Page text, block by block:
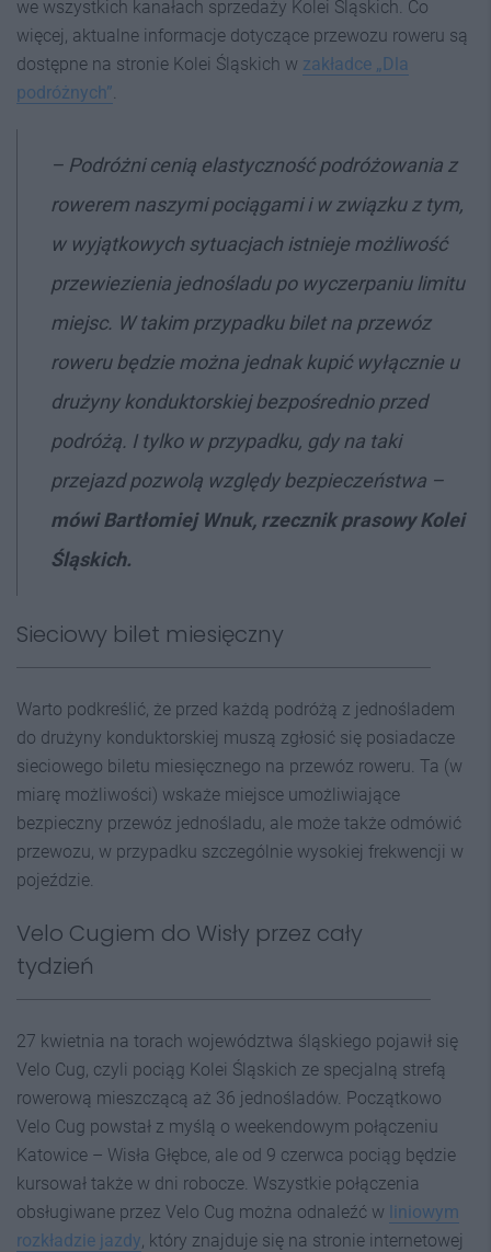
we wszystkich kanałach sprzedaży Kolei Śląskich. Co
więcej, aktualne informacje dotyczące przewozu roweru są
dostępne na stronie Kolei Śląskich w zakładce „Dla
podróżnych”
– Podróżni cenią elastyczność podróżowania z
rowerem naszymi pociągami i w związku z tym,
w wyjątkowych sytuacjach istnieje możliwość
przewiezienia jednośladu po wyczerpaniu limitu
miejsc. W takim przypadku bilet na przewóz
roweru będzie można jednak kupić wyłącznie u
drużyny konduktorskiej bezpośrednio przed
podróżą. I tylko w przypadku, gdy na taki
przejazd pozwolą względy bezpieczeństwa –
mówi Bartłomiej Wnuk, rzecznik prasowy Kolei
Śląskich.
Sieciowy bilet miesięczny
Warto podkreślić, że przed każdą podróżą z jednośladem
do drużyny konduktorskiej muszą zgłosić się posiadacze
sieciowego biletu miesięcznego na przewóz roweru. Ta (w
miarę możliwości) wskaże miejsce umożliwiające
bezpieczny przewóz jednośladu, ale może także odmówić
przewozu, w przypadku szczególnie wysokiej frekwencji w
pojeździe.
Velo Cugiem do Wisły przez cały
tydzień
27 kwietnia na torach województwa śląskiego pojawił się
Velo Cug, czyli pociąg Kolei Śląskich ze specjalną strefą
rowerową mieszczącą aż 36 jednośladów. Początkowo
Velo Cug powstał z myślą o weekendowym połączeniu
Katowice – Wisła Głębce, ale od 9 czerwca pociąg będzie
kursował także w dni robocze. Wszystkie połączenia
obsługiwane przez Velo Cug można odnaleźć w liniowym
rozkładzie jazdy , który znajduje się na stronie internetowej